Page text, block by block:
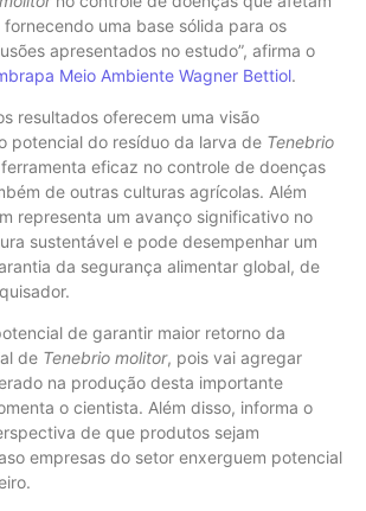
uma base sólida para os
apresentados no estudo”, afirma o
Meio Ambiente Wagner Bettiol.
resultados oferecem uma visão
potencial do resíduo da larva de Tenebrio
eficaz no controle de doenças
de outras culturas agrícolas. Além
representa um avanço significativo no
sustentável e pode desempenhar um
da segurança alimentar global, de
de garantir maior retorno da
de Tenebrio molitor, pois vai agregar
na produção desta importante
o cientista. Além disso, informa o
de que produtos sejam
empresas do setor enxerguem potencial